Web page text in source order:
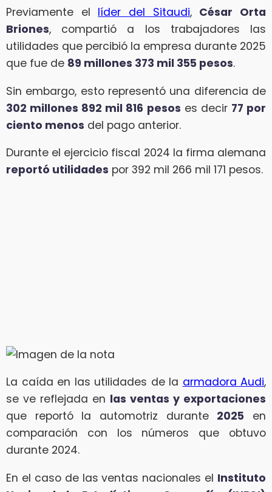
Previamente el líder del Sitaudi, César Orta
Briones, compartió a los trabajadores las
utilidades que percibió la empresa durante 2025
que fue de 89 millones 373 mil 355 pesos.
Sin embargo, esto representó una diferencia de
302 millones 892 mil 816 pesos es decir 77 por
ciento menos del pago anterior.
Durante el ejercicio fiscal 2024 la firma alemana
reportó utilidades por 392 mil 266 mil 171 pesos.
La caída en las utilidades de la armadora Audi,
se ve reflejada en las ventas y exportaciones
que reportó la automotriz durante 2025 en
comparación con los números que obtuvo
durante 2024.
En el caso de las ventas nacionales el Instituto